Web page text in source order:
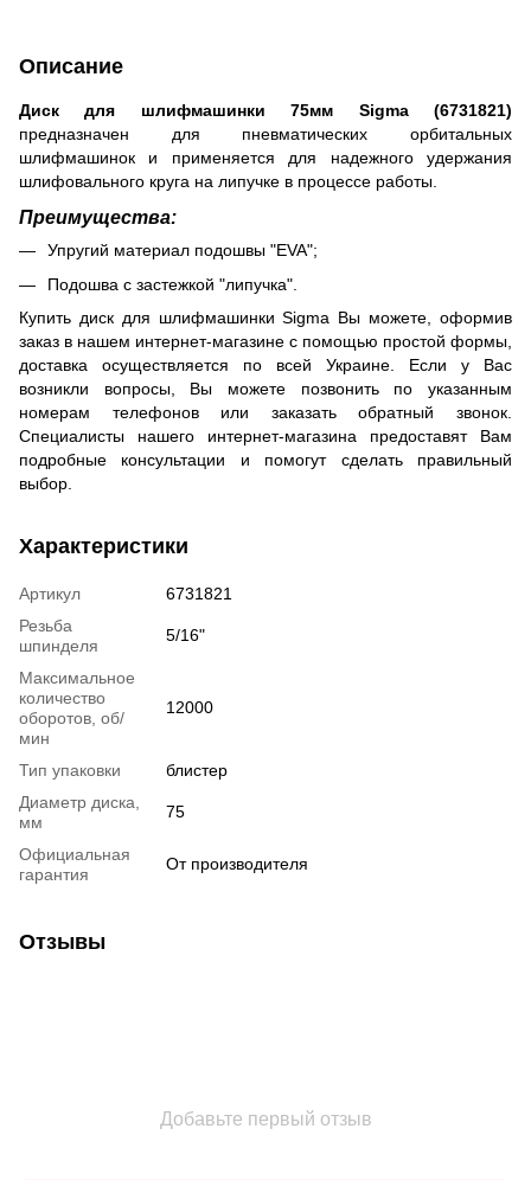
Описание
Диск для шлифмашинки 75мм Sigma (6731821)
предназначен для пневматических орбитальных
шлифмашинок и применяется для надежного удержания
шлифовального круга на липучке в процессе работы.
Преимущества:
Упругий материал подошвы "EVA";
Подошва с застежкой "липучка".
Купить диск для шлифмашинки Sigma Вы можете, оформив
заказ в нашем интернет-магазине с помощью простой формы,
доставка осуществляется по всей Украине. Если у Вас
возникли вопросы, Вы можете позвонить по указанным
номерам телефонов или заказать обратный звонок.
Специалисты нашего интернет-магазина предоставят Вам
подробные консультации и помогут сделать правильный
выбор.
Характеристики
Артикул
6731821
Резьба
шпинделя
5/16"
Максимальное
количество
оборотов, об/
мин
12000
Тип упаковки
блистер
Диаметр диска,
мм
75
Официальная
гарантия
От производителя
Отзывы
Добавьте первый отзыв